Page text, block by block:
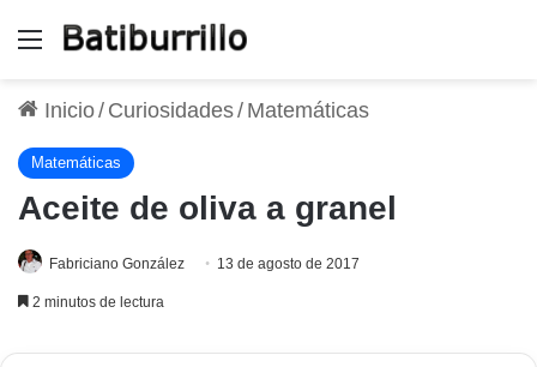
Menú
Inicio/ Curiosidades/ Matemáticas
Matemáticas
Aceite de oliva a granel
Fabriciano González 13 de agosto de 2017
2 minutos de lectura